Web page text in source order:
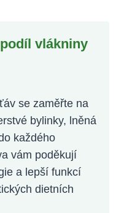
vlákniny
se zaměřte na
bylinky, lněná
každého
vám poděkují
a lepší funkcí
dietních